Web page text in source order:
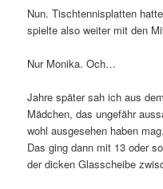
Nun. Tischtennisplatten
spielte also weiter mit den
Nur Monika. Och…
Jahre später sah ich aus
Mädchen, das ungefähr
wohl ausgesehen haben
Das ging dann mit 13 oder
der dicken Glasscheibe